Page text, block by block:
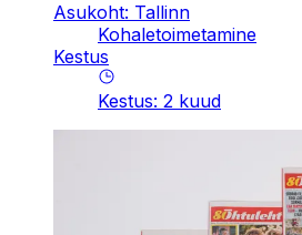
Asukoht: Tallinn
Kohaletoimetamine
Kestus
Kestus: 2 kuud